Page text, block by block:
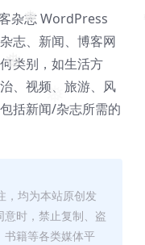
❅
❅
❅
杂志 WordPress
志、新闻、博客网
类别，如生活方
、视频、旅游、风
括新闻/杂志所需的
，均为本站原创发
时，禁止复制、盗
书籍等各类媒体平